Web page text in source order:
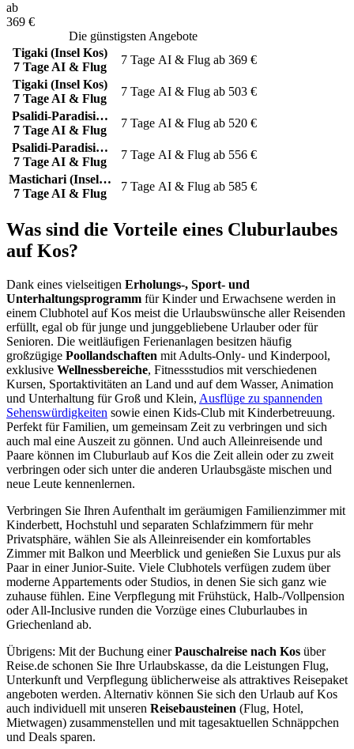
ab
369 €
Die günstigsten Angebote
Tigaki (Insel Kos)
7 Tage AI & Flug
7 Tage AI & Flug ab 369 €
Tigaki (Insel Kos)
7 Tage AI & Flug
7 Tage AI & Flug ab 503 €
Psalidi-Paradisi…
7 Tage AI & Flug
7 Tage AI & Flug ab 520 €
Psalidi-Paradisi…
7 Tage AI & Flug
7 Tage AI & Flug ab 556 €
Mastichari (Insel…
7 Tage AI & Flug
7 Tage AI & Flug ab 585 €
Was sind die Vorteile eines Cluburlaubes
auf Kos?
Dank eines vielseitigen Erholungs-, Sport- und
Unterhaltungsprogramm für Kinder und Erwachsene werden in
einem Clubhotel auf Kos meist die Urlaubswünsche aller Reisenden
erfüllt, egal ob für junge und junggebliebene Urlauber oder für
Senioren. Die weitläufigen Ferienanlagen besitzen häufig
großzügige Poollandschaften mit Adults-Only- und Kinderpool,
exklusive Wellnessbereiche, Fitnessstudios mit verschiedenen
Kursen, Sportaktivitäten an Land und auf dem Wasser, Animation
und Unterhaltung für Groß und Klein, Ausflüge zu spannenden
Sehenswürdigkeiten sowie einen Kids-Club mit Kinderbetreuung.
Perfekt für Familien, um gemeinsam Zeit zu verbringen und sich
auch mal eine Auszeit zu gönnen. Und auch Alleinreisende und
Paare können im Cluburlaub auf Kos die Zeit allein oder zu zweit
verbringen oder sich unter die anderen Urlaubsgäste mischen und
neue Leute kennenlernen.
Verbringen Sie Ihren Aufenthalt im geräumigen Familienzimmer mit
Kinderbett, Hochstuhl und separaten Schlafzimmern für mehr
Privatsphäre, wählen Sie als Alleinreisender ein komfortables
Zimmer mit Balkon und Meerblick und genießen Sie Luxus pur als
Paar in einer Junior-Suite. Viele Clubhotels verfügen zudem über
moderne Appartements oder Studios, in denen Sie sich ganz wie
zuhause fühlen. Eine Verpflegung mit Frühstück, Halb-/Vollpension
oder All-Inclusive runden die Vorzüge eines Cluburlaubes in
Griechenland ab.
Übrigens: Mit der Buchung einerPauschalreise nach Kos über
Reise.de schonen Sie Ihre Urlaubskasse, da die Leistungen Flug,
Unterkunft und Verpflegung üblicherweise als attraktives Reisepaket
angeboten werden. Alternativ können Sie sich den Urlaub auf Kos
auch individuell mit unseren Reisebausteinen (Flug, Hotel,
Mietwagen) zusammenstellen und mit tagesaktuellen Schnäppchen
und Deals sparen.